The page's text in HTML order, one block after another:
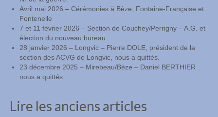
Avril mai 2026 – Cérémonies à Bèze, Fontaine-Française et
Fontenelle
7 et 11 février 2026 – Section de Couchey/Perrigny – A.G. et
élection du nouveau bureau
28 janvier 2026 – Longvic – Pierre DOLE, président de la
section des ACVG de Longvic, nous a quittés.
23 décembre 2025 – Mirebeau/Bèze – Daniel BERTHIER
nous a quittés
Lire les anciens articles